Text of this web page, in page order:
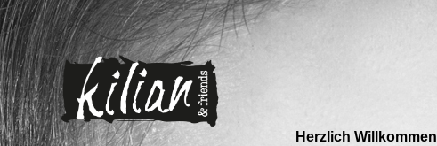
Herzlich Willkommen